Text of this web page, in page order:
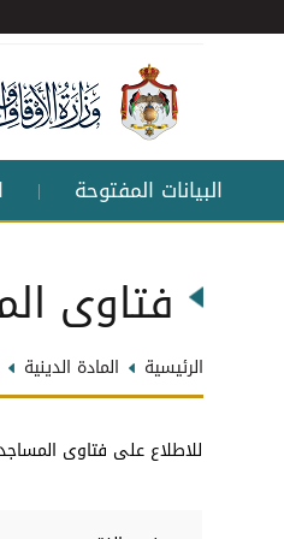
البيانات المفتوحة |
فتاوى
الرئيسية المادة الدينية
للاطلاع على فتاوى